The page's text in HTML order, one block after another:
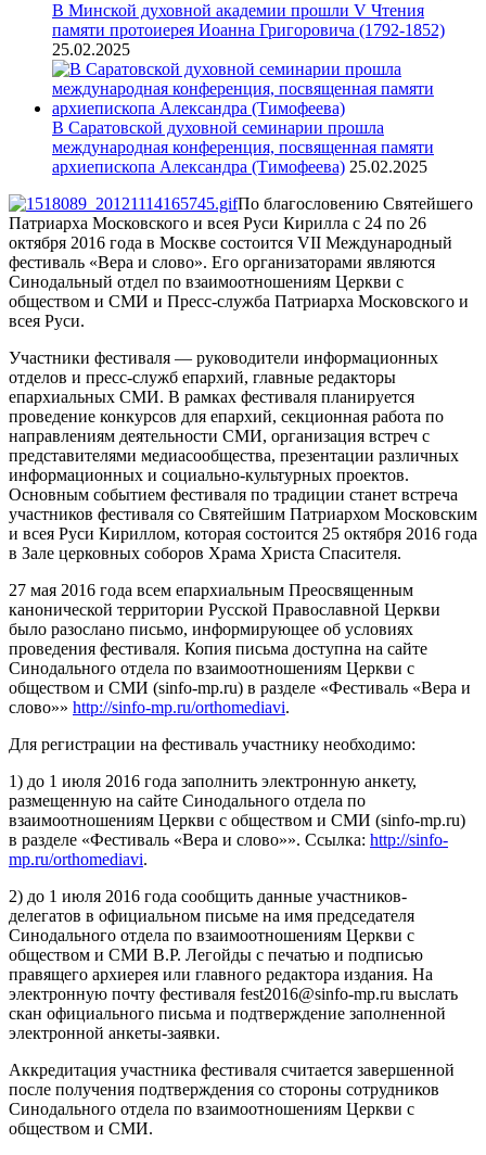
В Минской духовной академии прошли V Чтения
памяти протоиерея Иоанна Григоровича (1792-1852)
25.02.2025
В Саратовской духовной семинарии прошла
международная конференция, посвященная памяти
архиепископа Александра (Тимофеева) 25.02.2025
По благословению Святейшего
Патриарха Московского и всея Руси Кирилла с 24 по 26
октября 2016 года в Москве состоится VII Международный
фестиваль «Вера и слово». Его организаторами являются
Синодальный отдел по взаимоотношениям Церкви с
обществом и СМИ и Пресс-служба Патриарха Московского и
всея Руси.
Участники фестиваля — руководители информационных
отделов и пресс-служб епархий, главные редакторы
епархиальных СМИ. В рамках фестиваля планируется
проведение конкурсов для епархий, секционная работа по
направлениям деятельности СМИ, организация встреч с
представителями медиасообщества, презентации различных
информационных и социально-культурных проектов.
Основным событием фестиваля по традиции станет встреча
участников фестиваля со Святейшим Патриархом Московским
и всея Руси Кириллом, которая состоится 25 октября 2016 года
в Зале церковных соборов Храма Христа Спасителя.
27 мая 2016 года всем епархиальным Преосвященным
канонической территории Русской Православной Церкви
было разослано письмо, информирующее об условиях
проведения фестиваля. Копия письма доступна на сайте
Синодального отдела по взаимоотношениям Церкви с
обществом и СМИ (sinfo-mp.ru) в разделе «Фестиваль «Вера и
слово»» http://sinfo-mp.ru/orthomediavi.
Для регистрации на фестиваль участнику необходимо:
1) до 1 июля 2016 года заполнить электронную анкету,
размещенную на сайте Синодального отдела по
взаимоотношениям Церкви с обществом и СМИ (sinfo-mp.ru)
в разделе «Фестиваль «Вера и слово»». Ссылка: http://sinfo-
mp.ru/orthomediavi.
2) до 1 июля 2016 года сообщить данные участников-
делегатов в официальном письме на имя председателя
Синодального отдела по взаимоотношениям Церкви с
обществом и СМИ В.Р. Легойды с печатью и подписью
правящего архиерея или главного редактора издания. На
электронную почту фестиваля fest2016@sinfo-mp.ru выслать
скан официального письма и подтверждение заполненной
электронной анкеты-заявки.
Аккредитация участника фестиваля считается завершенной
после получения подтверждения со стороны сотрудников
Синодального отдела по взаимоотношениям Церкви с
обществом и СМИ.